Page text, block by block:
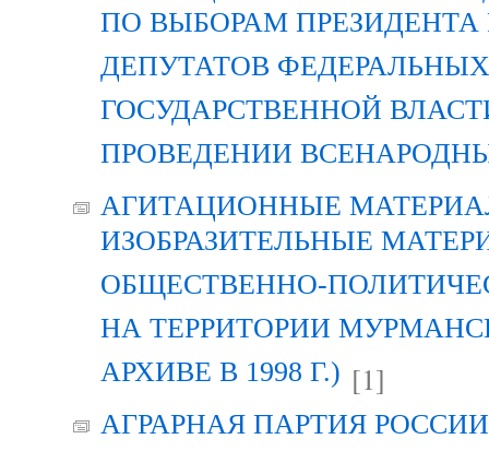
ПО ВЫБОРАМ
ДЕПУТАТОВ
ГОСУДАРСТВЕННОЙ
ПРОВЕДЕНИИ
АГИТАЦИОННЫЕ
ИЗОБРАЗИТЕЛЬНЫЕ
ОБЩЕСТВЕННО-
НА ТЕРРИТОРИИ
АРХИВЕ В 1998 Г.) [1]
АГРАРНАЯ ПАРТИЯ РОССИИ